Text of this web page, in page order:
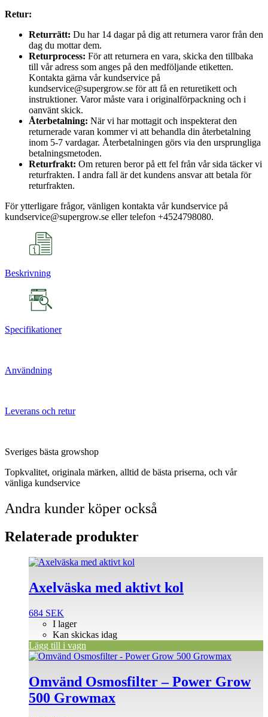
Retur:
Returrätt: Du har 14 dagar på dig att returnera varor från den
dag du mottar dem.
Returprocess: För att returnera en vara, skicka den tillbaka
till vår adress som anges på den medföljande etiketten.
Kontakta gärna vår kundservice på
kundservice@supergrow.se för att få en returetikett och
instruktioner. Varor måste vara i originalförpackning och i
oanvänt skick.
Återbetalning: När vi har mottagit och inspekterat den
returnerade varan kommer vi att behandla din återbetalning
inom 5-7 vardagar. Återbetalningen görs via den ursprungliga
betalningsmetoden.
Returfrakt: Om returen beror på ett fel från vår sida täcker vi
returfrakten. I andra fall är det kundens ansvar att betala för
returfrakten.
För ytterligare frågor, vänligen kontakta vår kundservice på
kundservice@supergrow.se eller telefon +4524798080.
Beskrivning
Specifikationer
Användning
Leverans och retur
Sveriges bästa growshop
Topkvalitet, originala märken, alltid de bästa priserna, och vår
vänliga kundservice
Andra kunder köper också
Relaterade produkter
Axelväska med aktivt kol
684 SEK
I lager
Kan skickas idag
Lägg till i vagn
Omvänd Osmosfilter – Power Grow
500 Growmax